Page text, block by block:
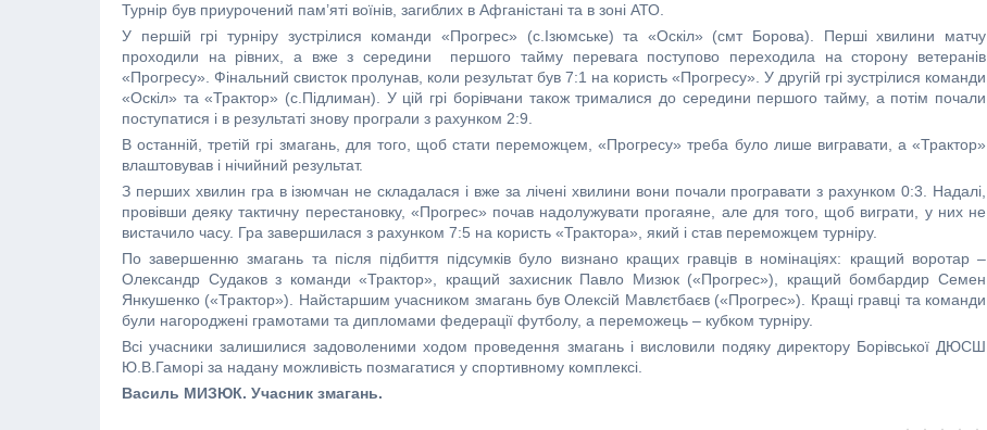
Турнір був приурочений пам’яті воїнів, загиблих в Афганістані та в зоні АТО.
У першій грі турніру зустрілися команди «Прогрес» (с.Ізюмське) та «Оскіл» (смт Борова). Перші хвилини матчу
проходили на рівних, а вже з середини першого тайму перевага поступово переходила на сторону ветеранів
«Прогресу». Фінальний свисток пролунав, коли результат був 7:1 на користь «Прогресу». У другій грі зустрілися команди
«Оскіл» та «Трактор» (с.Підлиман). У цій грі борівчани також трималися до середини першого тайму, а потім почали
поступатися і в результаті знову програли з рахунком 2:9.
В останній, третій грі змагань, для того, щоб стати переможцем, «Прогресу» треба було лише вигравати, а «Трактор»
влаштовував і нічийний результат.
З перших хвилин гра в ізюмчан не складалася і вже за лічені хвилини вони почали програвати з рахунком 0:3. Надалі,
провівши деяку тактичну перестановку, «Прогрес» почав надолужувати прогаяне, але для того, щоб виграти, у них не
вистачило часу. Гра завершилася з рахунком 7:5 на користь «Трактора», який і став переможцем турніру.
По завершенню змагань та після підбиття підсумків було визнано кращих гравців в номінаціях: кращий воротар –
Олександр Судаков з команди «Трактор», кращий захисник Павло Мизюк («Прогрес»), кращий бомбардир Семен
Янкушенко («Трактор»). Найстаршим учасником змагань був Олексій Мавлєтбаєв («Прогрес»). Кращі гравці та команди
були нагороджені грамотами та дипломами федерації футболу, а переможець – кубком турніру.
Всі учасники залишилися задоволеними ходом проведення змагань і висловили подяку директору Борівської ДЮСШ
Ю.В.Гаморі за надану можливість позмагатися у спортивному комплексі.
Василь МИЗЮК. Учасник змагань.